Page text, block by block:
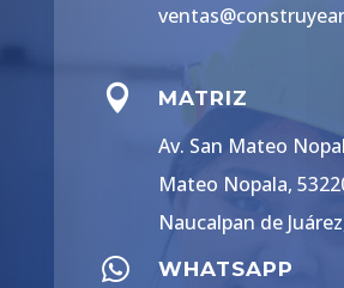
 MATRIZ
Av. San Mateo
Mateo Nopala,
Naucalpan de

WHATSAPP